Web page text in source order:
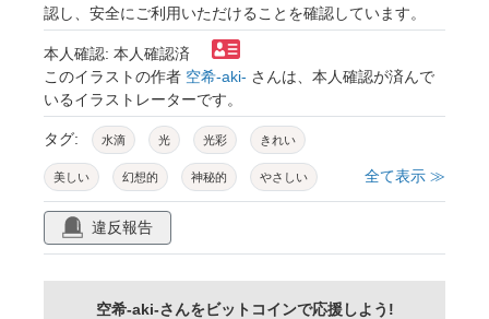
認し、安全にご利用いただけることを確認しています。
本人確認: 本人確認済
このイラストの作者 空希-aki- さんは、本人確認が済んで
いるイラストレーターです。
タグ: 水滴 光 光彩 きれい
美しい 幻想的 神秘的 やさしい
やわらかい 癒し
テクスチャー 透過 素材 jpeg
全て表示 ≫
違反報告
空希-aki-さんをビットコインで応援しよう!